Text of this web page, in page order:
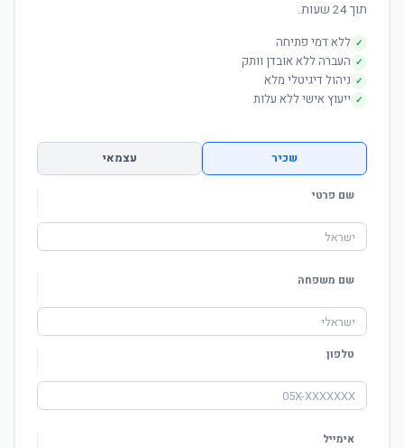
תוך 24 שעות.
✓ ללא דמי פתיחה
✓ העברה ללא אובדן וותק
✓ ניהול דיגיטלי מלא
✓ ייעוץ אישי ללא עלות
שכיר עצמאי
שם פרטי
שם משפחה
טלפון
אימייל